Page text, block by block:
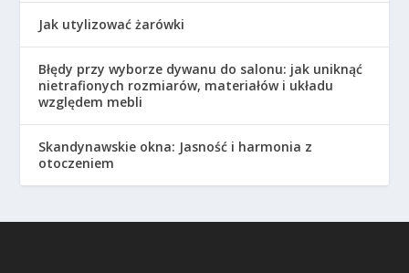
Jak utylizować żarówki
Błędy przy wyborze dywanu do salonu: jak uniknąć
nietrafionych rozmiarów, materiałów i układu
względem mebli
Skandynawskie okna: Jasność i harmonia z
otoczeniem